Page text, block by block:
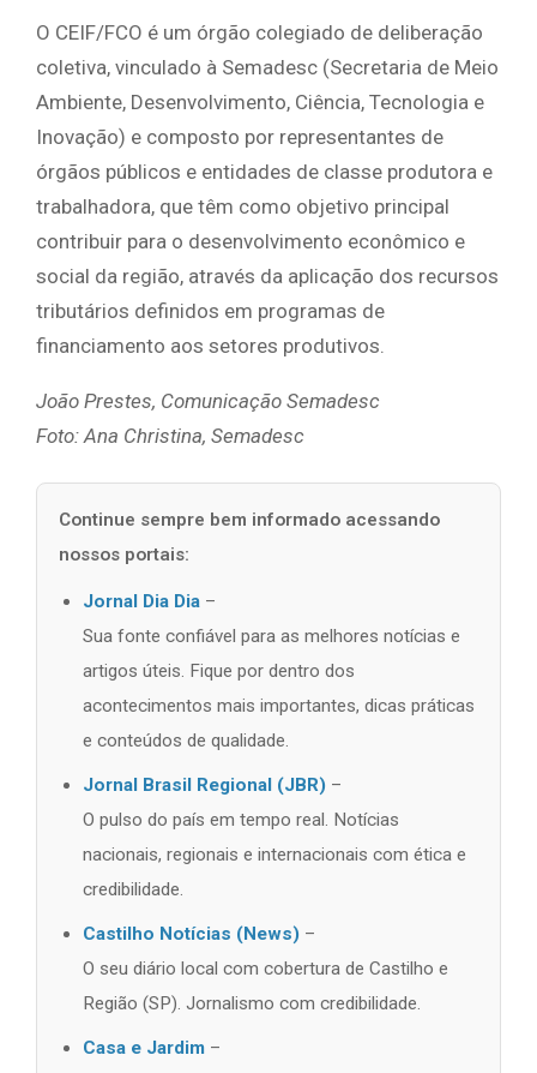
O CEIF/FCO é um órgão colegiado de deliberação
coletiva, vinculado à Semadesc (Secretaria de Meio
Ambiente, Desenvolvimento, Ciência, Tecnologia e
Inovação) e composto por representantes de
órgãos públicos e entidades de classe produtora e
trabalhadora, que têm como objetivo principal
contribuir para o desenvolvimento econômico e
social da região, através da aplicação dos recursos
tributários definidos em programas de
financiamento aos setores produtivos.
João Prestes, Comunicação Semadesc
Foto: Ana Christina, Semadesc
Continue sempre bem informado acessando
nossos portais:
Jornal Dia Dia –
Sua fonte confiável para as melhores notícias e
artigos úteis. Fique por dentro dos
acontecimentos mais importantes, dicas práticas
e conteúdos de qualidade.
Jornal Brasil Regional (JBR) –
O pulso do país em tempo real. Notícias
nacionais, regionais e internacionais com ética e
credibilidade.
Castilho Notícias (News) –
O seu diário local com cobertura de Castilho e
Região (SP). Jornalismo com credibilidade.
Casa e Jardim –